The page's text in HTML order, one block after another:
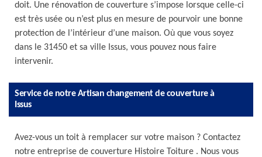
doit. Une rénovation de couverture s’impose lorsque celle-ci
est très usée ou n’est plus en mesure de pourvoir une bonne
protection de l’intérieur d’une maison. Où que vous soyez
dans le 31450 et sa ville Issus, vous pouvez nous faire
intervenir.
Service de notre Artisan changement de couverture à
Issus
Avez-vous un toit à remplacer sur votre maison ? Contactez
notre entreprise de couverture Histoire Toiture . Nous vous